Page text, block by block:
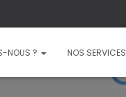
NOUS ? NOS SERVICES